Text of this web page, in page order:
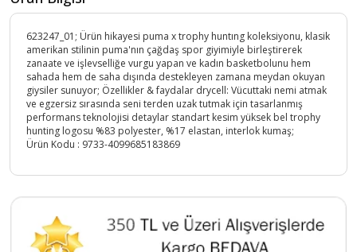
623247_01; Ürün hikayesi puma x trophy huntıng koleksiyonu, klasik
amerikan stilinin puma'nın çağdaş spor giyimiyle birleştirerek
zanaate ve işlevselliğe vurgu yapan ve kadın basketbolunu hem
sahada hem de saha dışında destekleyen zamana meydan okuyan
giysiler sunuyor; Özellikler & faydalar drycell: Vücuttaki nemi atmak
ve egzersiz sırasında seni terden uzak tutmak için tasarlanmış
performans teknolojisi detaylar standart kesim yüksek bel trophy
hunting logosu %83 polyester, %17 elastan, interlok kumaş;
Ürün Kodu : 9733-4099685183869